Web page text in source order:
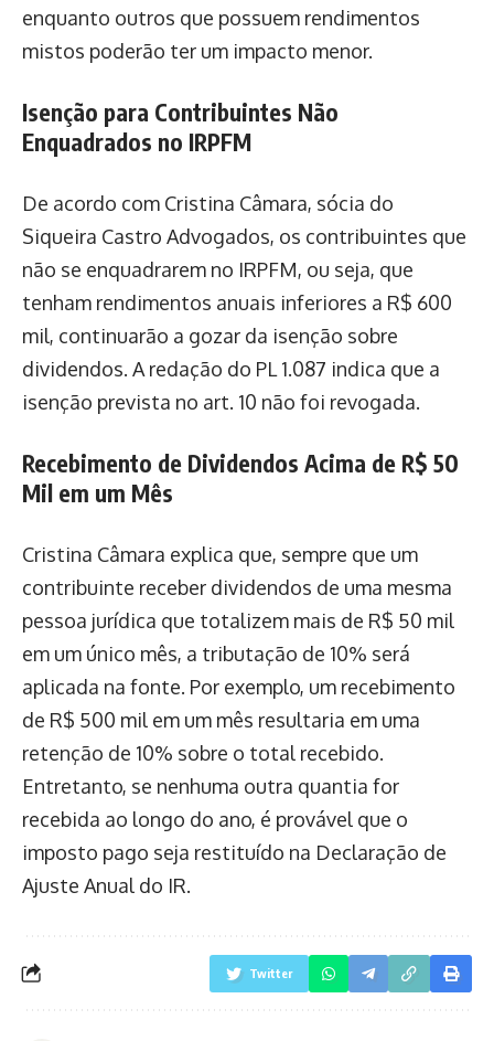
enquanto outros que possuem rendimentos
mistos poderão ter um impacto menor.
Isenção para Contribuintes Não
Enquadrados no IRPFM
De acordo com Cristina Câmara, sócia do
Siqueira Castro Advogados, os contribuintes que
não se enquadrarem no IRPFM, ou seja, que
tenham rendimentos anuais inferiores a R$ 600
mil, continuarão a gozar da isenção sobre
dividendos. A redação do PL 1.087 indica que a
isenção prevista no art. 10 não foi revogada.
Recebimento de Dividendos Acima de R$ 50
Mil em um Mês
Cristina Câmara explica que, sempre que um
contribuinte receber dividendos de uma mesma
pessoa jurídica que totalizem mais de R$ 50 mil
em um único mês, a tributação de 10% será
aplicada na fonte. Por exemplo, um recebimento
de R$ 500 mil em um mês resultaria em uma
retenção de 10% sobre o total recebido.
Entretanto, se nenhuma outra quantia for
recebida ao longo do ano, é provável que o
imposto pago seja restituído na Declaração de
Ajuste Anual do IR.
Twitter